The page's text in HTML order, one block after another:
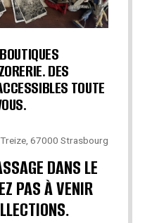
DES
TOUTE
67000 Strasbourg
DANS LE
PAS À VENIR